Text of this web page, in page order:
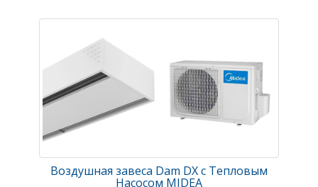
Воздушная завеса Dam DX с Тепловым
Насосом MIDEA